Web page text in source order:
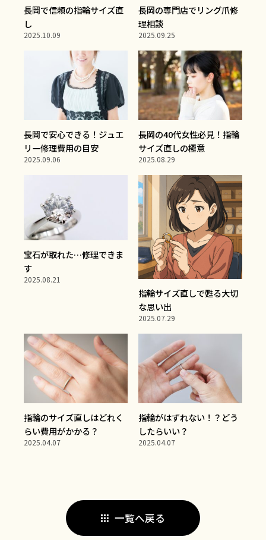
長岡で信頼の指輪サイズ直
し
2025.10.09
長岡の専門店でリング爪修
理相談
2025.09.25
長岡で安心できる！ジュエ
リー修理費用の目安
2025.09.06
長岡の40代女性必見！指輪
サイズ直しの極意
2025.08.29
宝石が取れた…修理できま
す
2025.08.21
指輪サイズ直しで甦る大切
な思い出
2025.07.29
指輪のサイズ直しはどれく
らい費用がかかる？
2025.04.07
指輪がはずれない！？どう
したらいい？
2025.04.07
一覧へ戻る